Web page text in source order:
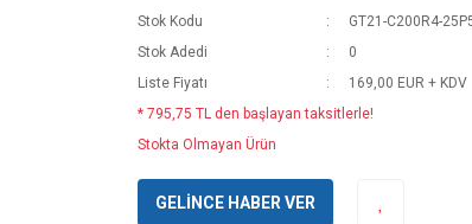
Stok Kodu
GT21-C200R4-
Stok Adedi
0
Liste Fiyatı
169,00 EUR + KDV
* 795,75 TL den başlayan taksitlerle!
Stokta Olmayan Ürün
GELİNCE HABER VER